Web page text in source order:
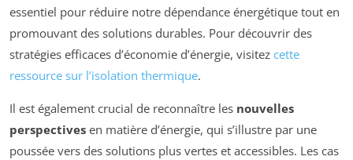
essentiel pour réduire notre dépendance énergétique tout en
promouvant des solutions durables. Pour découvrir des
stratégies efficaces d’économie d’énergie, visitez cette
ressource sur l’isolation thermique.
Il est également crucial de reconnaître les nouvelles
perspectives en matière d’énergie, qui s’illustre par une
poussée vers des solutions plus vertes et accessibles. Les cas